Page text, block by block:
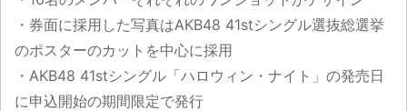
・券面に採用した写真はAKB48 41stシングル選抜総選挙
のポスターのカットを中心に採用
・AKB48 41stシングル「ハロウィン・ナイト」の発売日
に申込開始の期間限定で発行